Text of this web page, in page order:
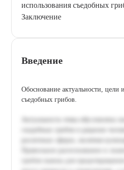
использования съедобных
Заключение
Введение
Обоснование актуальности, цели
съедобных грибов.